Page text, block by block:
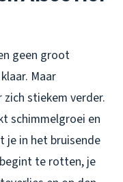
geen groot
Maar
stiekem verder.
schimmelgroei en
je in het bruisende
te rotten, je